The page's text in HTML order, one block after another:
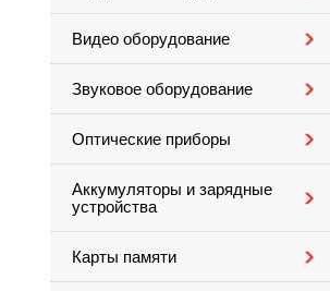
Видео оборудование
Звуковое оборудование
Оптические приборы
Аккумуляторы и зарядные
устройства
Карты памяти